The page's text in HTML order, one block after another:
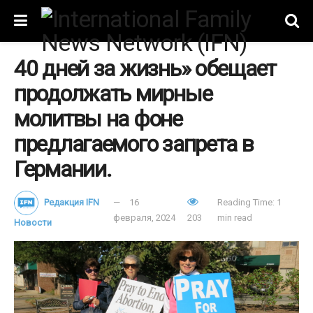
40 дней за жизнь» обещает
продолжать мирные
молитвы на фоне
предлагаемого запрета в
Германии.
Редакция IFN
Новости
16
февраля, 2024
203
Reading Time: 1
min read